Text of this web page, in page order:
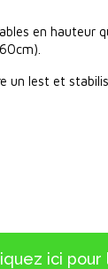
en
un lest et
ici